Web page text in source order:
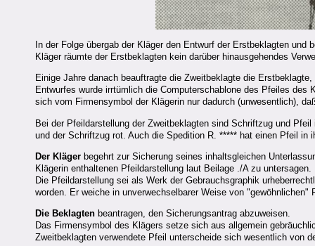
In der Folge übergab der Kläger den Entwurf der Erstbeklagten
Kläger räumte der Erstbeklagten kein darüber hinausgehendes
Einige Jahre danach beauftragte die Zweitbeklagte die
Entwurfes wurde irrtümlich die Computerschablone des Pfeiles
sich vom Firmensymbol der Klägerin nur dadurch (unwesentlich),
Bei der Pfeildarstellung der Zweitbeklagten sind Schriftzug und
und der Schriftzug rot. Auch die Spedition R. ***** hat einen Pfeil in
Der Kläger begehrt zur Sicherung seines inhaltsgleichen
Klägerin enthaltenen Pfeildarstellung laut Beilage ./A zu untersagen.
Die Pfeildarstellung sei als Werk der Gebrauchsgraphik
worden. Er weiche in unverwechselbarer Weise von "gewöhnlichen"
Die Beklagten beantragen, den Sicherungsantrag abzuweisen.
Das Firmensymbol des Klägers setze sich aus allgemein
Zweitbeklagten verwendete Pfeil unterscheide sich wesentlich von